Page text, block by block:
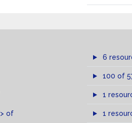
6
100 of
1
> of 1